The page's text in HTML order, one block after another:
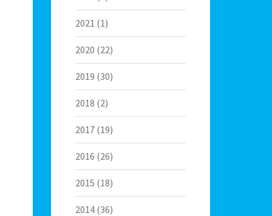
2021 (1)
2020 (22)
2019 (30)
2018 (2)
2017(19)
2016 (26)
2015 (18)
2014(36)